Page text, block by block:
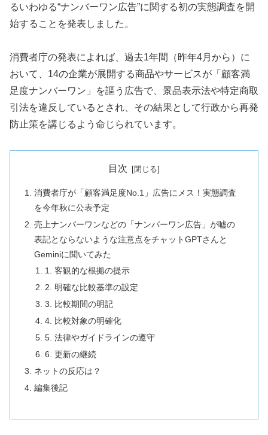
るいわゆる“ナンバーワン広告”に関する初の実態調査を開
始することを発表しました。
消費者庁の発表によれば、過去1年間（昨年4月から）に
おいて、14の企業が展開する商品やサービスが「顧客満
足度ナンバーワン」を謳う広告で、景品表示法や特定商取
引法を違反しているとされ、その結果として行政から再発
防止策を講じるよう命じられています。
目次
消費者庁が「顧客満足度No.1」広告にメス！実態調査
を今年秋に公表予定
売上ナンバーワンなどの「ナンバーワン広告」が嘘の
表記とならないような注意点をチャットGPTさんと
Geminiに聞いてみた
1. 客観的な根拠の提示
2. 明確な比較基準の設定
3. 比較期間の明記
4. 比較対象の明確化
5. 法律やガイドラインの遵守
6. 更新の継続
ネットの反応は？
編集後記